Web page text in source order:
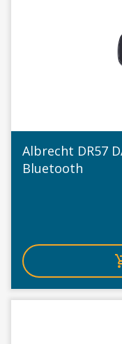
Albrecht DR57
Bluetooth